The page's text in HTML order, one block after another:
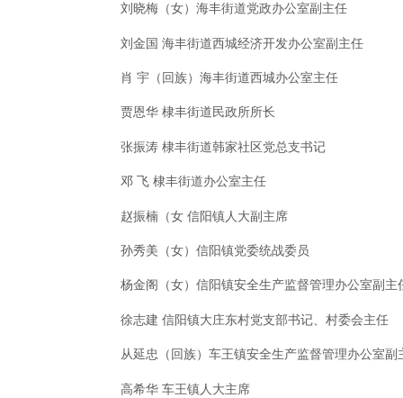
刘晓梅（女）海丰街道党政办公室副主任
刘金国 海丰街道西城经济开发办公室副主任
肖 宇（回族）海丰街道西城办公室主任
贾恩华 棣丰街道民政所所长
张振涛 棣丰街道韩家社区党总支书记
邓 飞 棣丰街道办公室主任
赵振楠（女 信阳镇人大副主席
孙秀美（女）信阳镇党委统战委员
杨金阁（女）信阳镇安全生产监督管理办公室副主
徐志建 信阳镇大庄东村党支部书记、村委会主任
从延忠（回族）车王镇安全生产监督管理办公室副
高希华 车王镇人大主席